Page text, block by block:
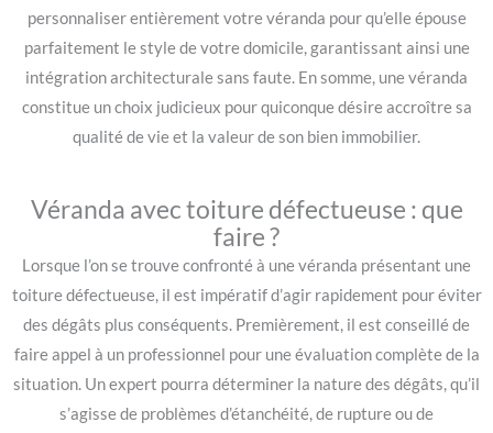
personnaliser entièrement votre véranda pour qu’elle épouse
parfaitement le style de votre domicile, garantissant ainsi une
intégration architecturale sans faute. En somme, une véranda
constitue un choix judicieux pour quiconque désire accroître sa
qualité de vie et la valeur de son bien immobilier.
Véranda avec toiture défectueuse : que
faire ?
Lorsque l’on se trouve confronté à une véranda présentant une
toiture défectueuse, il est impératif d’agir rapidement pour éviter
des dégâts plus conséquents. Premièrement, il est conseillé de
faire appel à un professionnel pour une évaluation complète de la
situation. Un expert pourra déterminer la nature des dégâts, qu’il
s’agisse de problèmes d’étanchéité, de rupture ou de